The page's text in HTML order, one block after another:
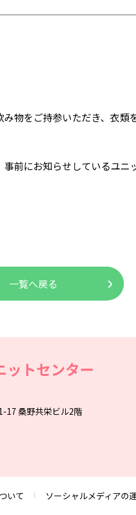
物をご持参いただき、衣類
前にお知らせしているユニ
一覧へ戻る
ットセンター
17桑野共栄ビル2階
いて ソーシャルメディアの